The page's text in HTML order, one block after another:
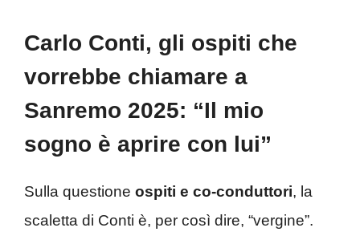
Carlo Conti, gli ospiti che
vorrebbe chiamare a
Sanremo 2025: “Il mio
sogno è aprire con lui”
Sulla questione ospiti e co-conduttori, la
scaletta di Conti è, per così dire, “vergine”.